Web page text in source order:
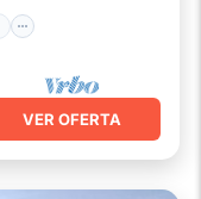
VER OFERTA